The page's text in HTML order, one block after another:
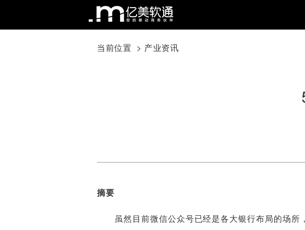
当前位置 > 产业资讯
摘要
虽然目前微信公众号已经是各大银行布局的场